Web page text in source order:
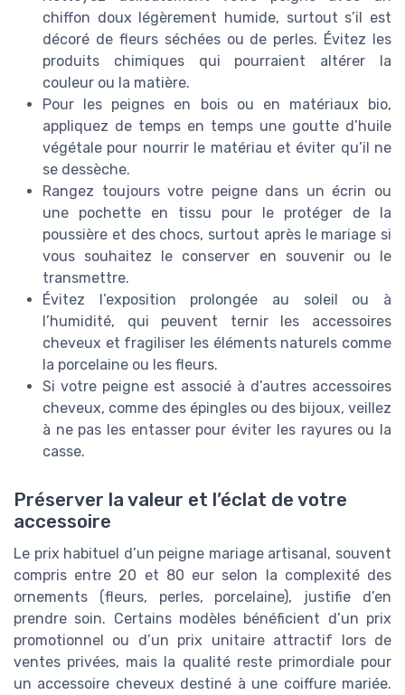
chiffon doux légèrement humide, surtout s’il est
décoré de fleurs séchées ou de perles. Évitez les
produits chimiques qui pourraient altérer la
couleur ou la matière.
Pour les peignes en bois ou en matériaux bio,
appliquez de temps en temps une goutte d’huile
végétale pour nourrir le matériau et éviter qu’il ne
se dessèche.
Rangez toujours votre peigne dans un écrin ou
une pochette en tissu pour le protéger de la
poussière et des chocs, surtout après le mariage si
vous souhaitez le conserver en souvenir ou le
transmettre.
Évitez l’exposition prolongée au soleil ou à
l’humidité, qui peuvent ternir les accessoires
cheveux et fragiliser les éléments naturels comme
la porcelaine ou les fleurs.
Si votre peigne est associé à d’autres accessoires
cheveux, comme des épingles ou des bijoux, veillez
à ne pas les entasser pour éviter les rayures ou la
casse.
Préserver la valeur et l’éclat de votre
accessoire
Le prix habituel d’un peigne mariage artisanal, souvent
compris entre 20 et 80 eur selon la complexité des
ornements (fleurs, perles, porcelaine), justifie d’en
prendre soin. Certains modèles bénéficient d’un prix
promotionnel ou d’un prix unitaire attractif lors de
ventes privées, mais la qualité reste primordiale pour
un accessoire cheveux destiné à une coiffure mariée.